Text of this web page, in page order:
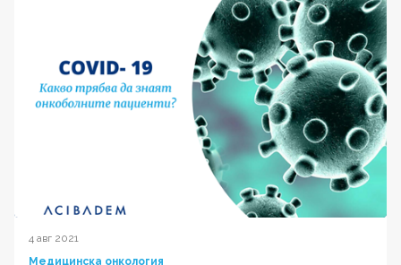
4 авг 2021
Медицинска онкология